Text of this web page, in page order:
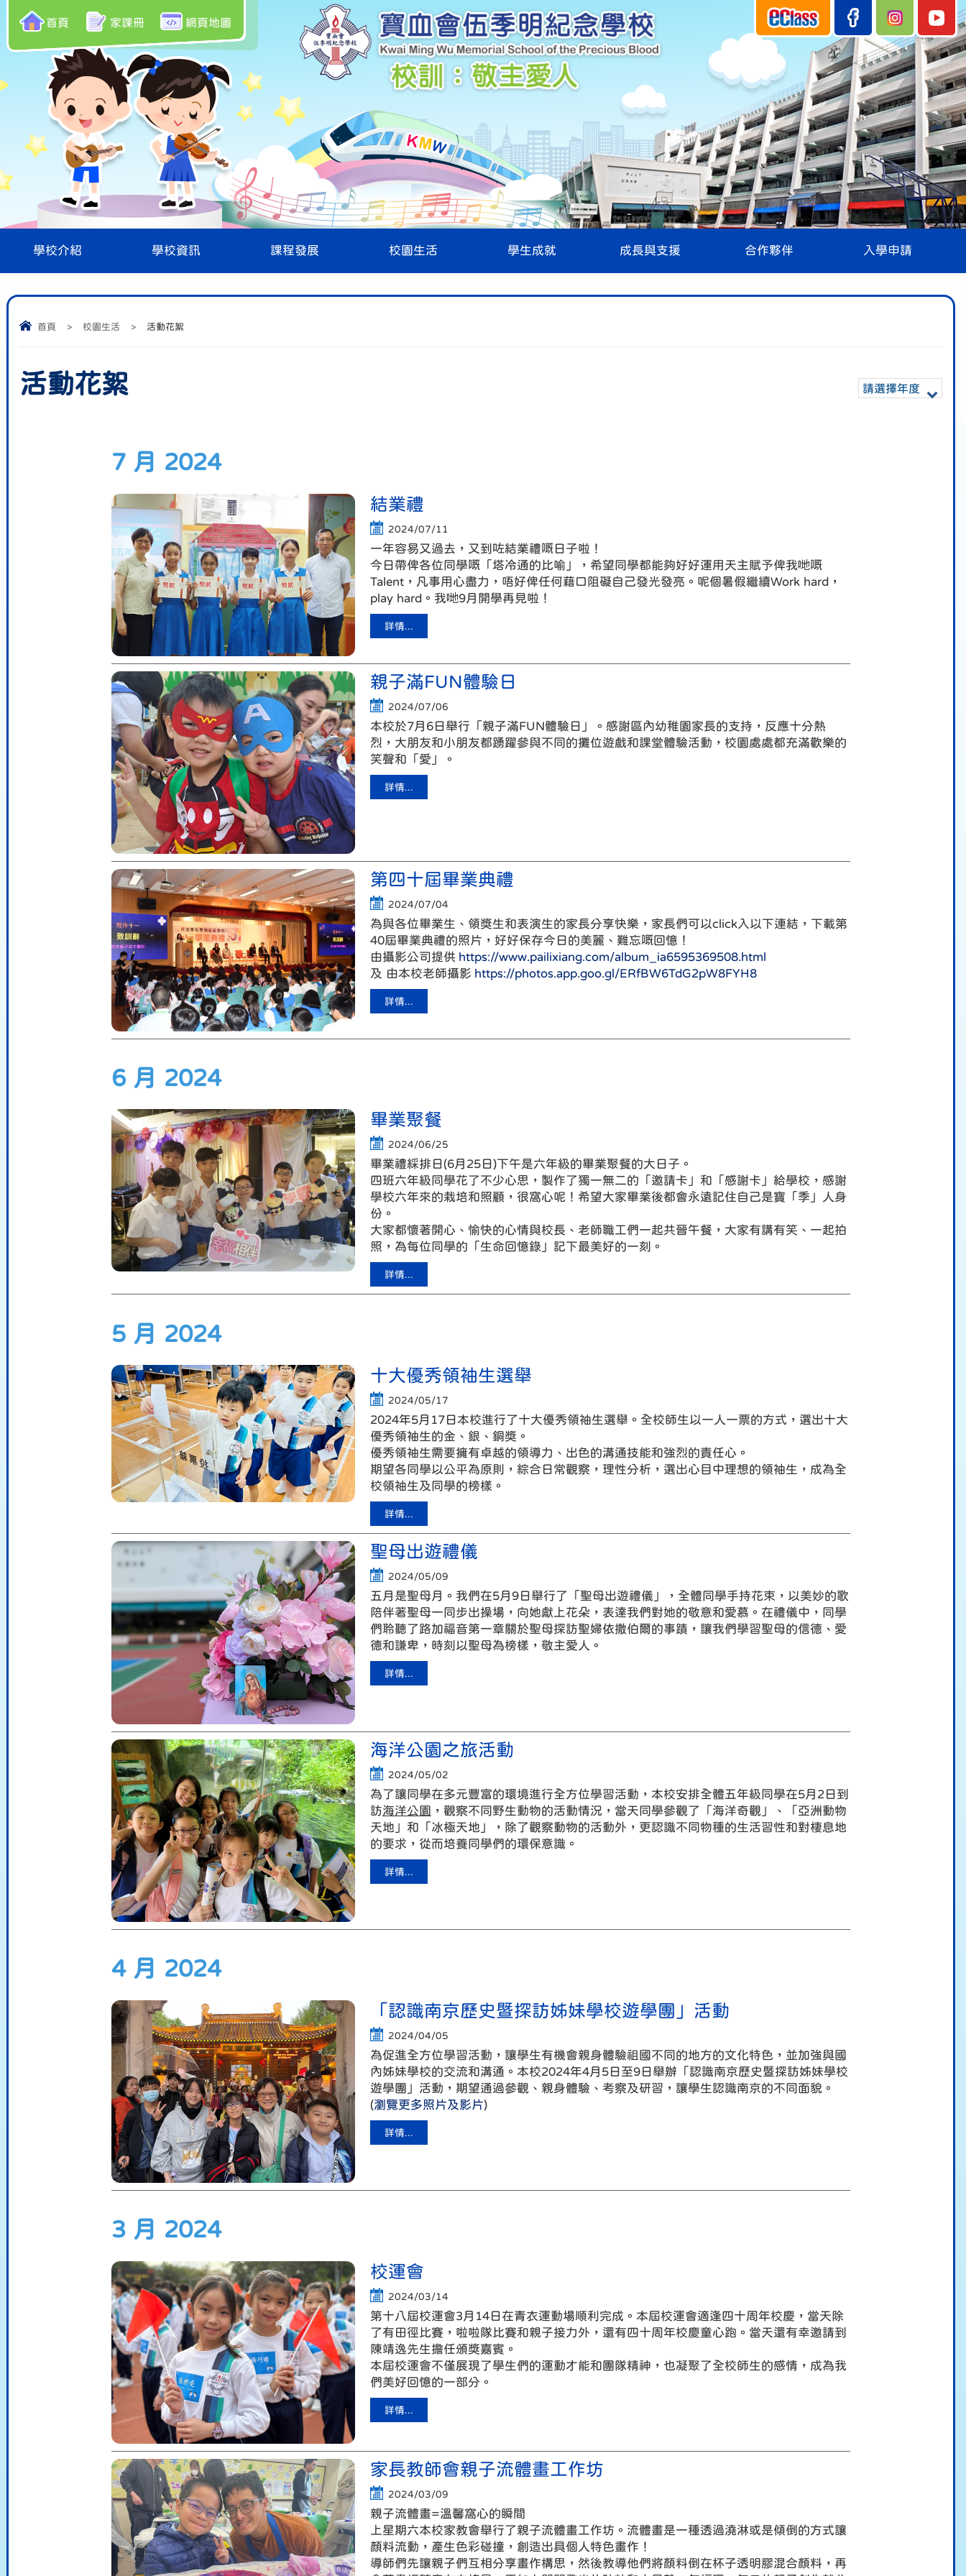
首頁 家課冊 網頁地圖
學校介紹 學校資訊 課程發展 校園生活 學生成就 成長與支援 合作夥伴 入學申請
首頁 > 校園生活 > 活動花絮
活動花絮 請選擇年度
7 月 2024
結業禮
2024/07/11
一年容易又過去，又到咗結業禮嘅日子啦！
今日帶俾各位同學嘅「塔冷通的比喻」，希望同學都能夠好好運用天主賦予俾我哋嘅
Talent，凡事用心盡力，唔好俾任何藉口阻礙自己發光發亮。呢個暑假繼續Work hard，
play hard。我哋9月開學再見啦！
詳情...
親子滿FUN體驗日
2024/07/06
本校於7月6日舉行「親子滿FUN體驗日」。感謝區內幼稚園家長的支持，反應十分熱
烈，大朋友和小朋友都踴躍參與不同的攤位遊戲和課堂體驗活動，校園處處都充滿歡樂的
笑聲和「愛」。
詳情...
第四十屆畢業典禮
2024/07/04
為與各位畢業生、領獎生和表演生的家長分享快樂，家長們可以click入以下連結，下載第
40屆畢業典禮的照片，好好保存今日的美麗、難忘嘅回憶！
由攝影公司提供 https://www.pailixiang.com/album_ia6595369508.html
及 由本校老師攝影 https://photos.app.goo.gl/ERfBW6TdG2pW8FYH8
詳情...
6 月 2024
畢業聚餐
2024/06/25
畢業禮綵排日(6月25日)下午是六年級的畢業聚餐的大日子。
四班六年級同學花了不少心思，製作了獨一無二的「邀請卡」和「感謝卡」給學校，感謝
學校六年來的栽培和照顧，很窩心呢！希望大家畢業後都會永遠記住自己是寶「季」人身
份。
大家都懷著開心、愉快的心情與校長、老師職工們一起共晉午餐，大家有講有笑、一起拍
照，為每位同學的「生命回憶錄」記下最美好的一刻。
詳情...
5 月 2024
十大優秀領袖生選舉
2024/05/17
2024年5月17日本校進行了十大優秀領袖生選舉。全校師生以一人一票的方式，選出十大
優秀領袖生的金、銀、銅獎。
優秀領袖生需要擁有卓越的領導力、出色的溝通技能和強烈的責任心。
期望各同學以公平為原則，綜合日常觀察，理性分析，選出心目中理想的領袖生，成為全
校領袖生及同學的榜樣。
詳情...
聖母出遊禮儀
2024/05/09
五月是聖母月。我們在5月9日舉行了「聖母出遊禮儀」，全體同學手持花束，以美妙的歌
陪伴著聖母一同步出操場，向她獻上花朵，表達我們對她的敬意和愛慕。在禮儀中，同學
們聆聽了路加福音第一章關於聖母探訪聖婦依撒伯爾的事蹟，讓我們學習聖母的信德、愛
德和謙卑，時刻以聖母為榜樣，敬主愛人。
詳情...
海洋公園之旅活動
2024/05/02
為了讓同學在多元豐富的環境進行全方位學習活動，本校安排全體五年級同學在5月2日到
訪海洋公園 ，觀察不同野生動物的活動情況，當天同學參觀了「海洋奇觀」、「亞洲動物
天地」和「冰極天地」，除了觀察動物的活動外，更認識不同物種的生活習性和對棲息地
的要求，從而培養同學們的環保意識。
詳情...
4 月 2024
「認識南京歷史暨探訪姊妹學校遊學團」活動
2024/04/05
為促進全方位學習活動，讓學生有機會親身體驗祖國不同的地方的文化特色，並加強與國
內姊妹學校的交流和溝通。本校2024年4月5日至9日舉辦「認識南京歷史暨探訪姊妹學校
遊學團」活動，期望通過參觀、親身體驗、考察及研習，讓學生認識南京的不同面貌。
(瀏覽更多照片及影片)
詳情...
3 月 2024
校運會
2024/03/14
第十八屆校運會3月14日在青衣運動場順利完成。本屆校運會適逢四十周年校慶，當天除
了有田徑比賽，啦啦隊比賽和親子接力外，還有四十周年校慶童心跑。當天還有幸邀請到
陳靖逸先生擔任頒獎嘉賓。
本屆校運會不僅展現了學生們的運動才能和團隊精神，也凝聚了全校師生的感情，成為我
們美好回憶的一部分。
詳情...
家長教師會親子流體畫工作坊
2024/03/09
親子流體畫=溫馨窩心的瞬間
上星期六本校家教會舉行了親子流體畫工作坊。流體畫是一種透過澆淋或是傾倒的方式讓
顏料流動，產生色彩碰撞，創造出具個人特色畫作！
導師們先讓親子們互相分享畫作構思，然後教導他們將顏料倒在杯子透明膠混合顏料，再